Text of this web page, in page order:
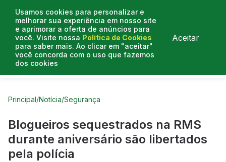
Usamos cookies para personalizar e
melhorar sua experiência em nosso site
e aprimorar a oferta de anúncios para
você. Visite nossa Política de Cookies
para saber mais. Ao clicar em "aceitar"
você concorda com o uso que fazemos
dos cookies
Aceitar
Curtas do Poder
Principal/Notícia/Segurança
Blogueiros sequestrados na RMS
durante aniversário são libertados
pela polícia